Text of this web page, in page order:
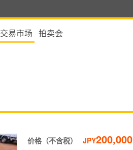
交易市场 拍卖会
价格（不含税） JPY200,000